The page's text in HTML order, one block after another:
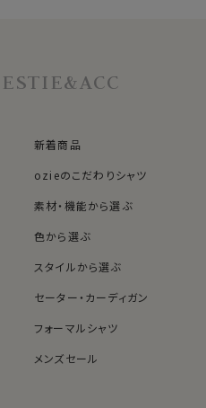
TIE&ACC
新着商品
ozieのこだわりシャツ
素材・機能から選ぶ
色から選ぶ
スタイルから選ぶ
セーター・カーディガン
フォーマルシャツ
メンズセール